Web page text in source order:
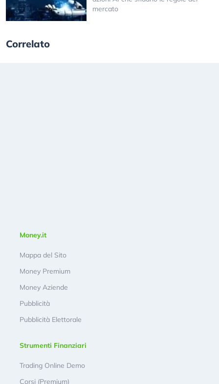
mercato
Correlato
Money.it
Mappa del Sito
Money Premium
Money Aziende
Pubblicità
Pubblicità Elettorale
Strumenti Finanziari
Trading Online Demo
Corsi (Premium)